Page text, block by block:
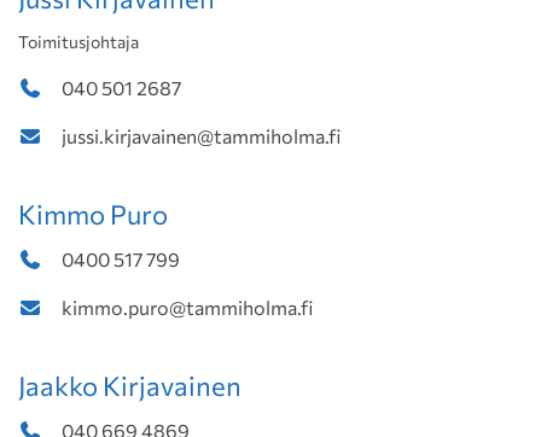
Toimitusjohtaja
040 501 2687
jussi.kirjavainen@tammiholma.fi
Kimmo Puro
0400 517 799
kimmo.puro@tammiholma.fi
Jaakko Kirjavainen
040 669 4869